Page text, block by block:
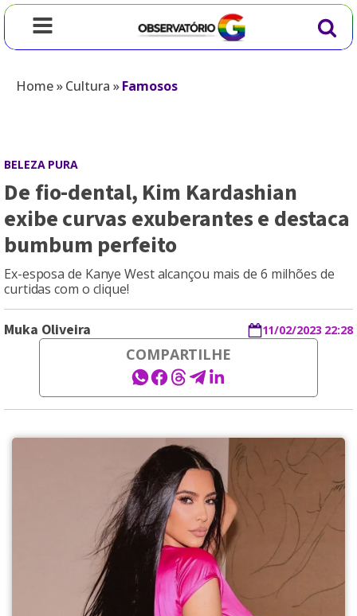
Home»Cultura »Famosos
BELEZA PURA
De fio-dental, Kim Kardashian
exibe curvas exuberantes e destaca
bumbum perfeito
Ex-esposa de Kanye West alcançou mais de 6 milhões de
curtidas com o clique!
Muka Oliveira 11/02/2023 22:28
COMPARTILHE